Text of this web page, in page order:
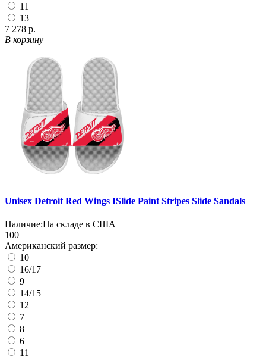
11
13
7 278 р.
В корзину
Unisex Detroit Red Wings ISlide Paint Stripes Slide Sandals
Наличие:На складе в США
100
Американский размер:
10
16/17
9
14/15
12
7
8
6
11